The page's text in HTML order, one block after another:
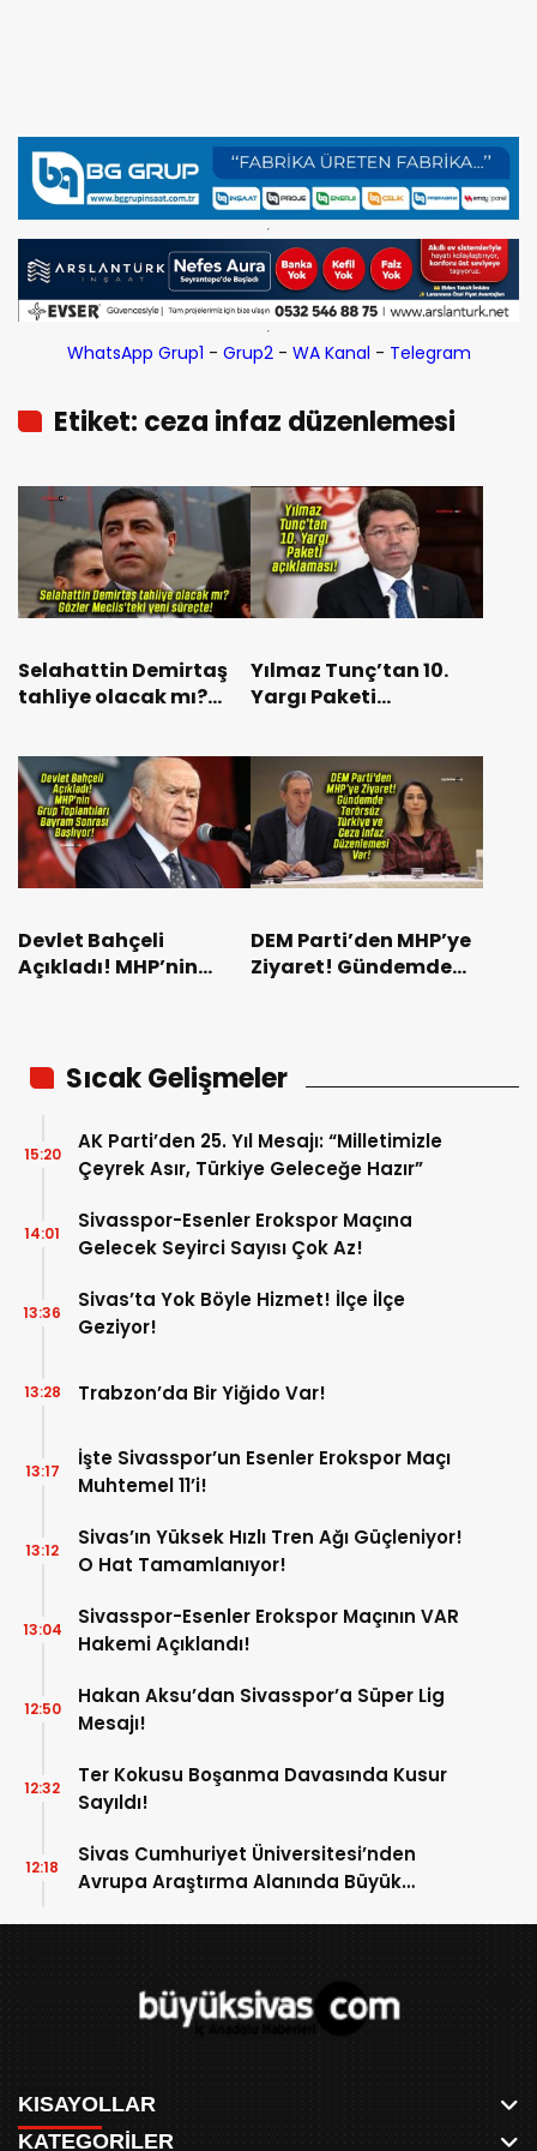
WhatsApp Grup1 - Grup2- WA Kanal - Telegram
Etiket: ceza infaz düzenlemesi
Selahattin Demirtaş
tahliye olacak mı?
süreçte!
Yılmaz Tunç’tan 10.
Yargı Paketi
Devlet Bahçeli
Açıkladı! MHP’nin
DEM Parti’den MHP’ye
Ziyaret! Gündemde
Sıcak Gelişmeler
AK Parti’den 25. Yıl Mesajı: “Milletimizle
Çeyrek Asır, Türkiye Geleceğe Hazır”
15:20
Sivasspor-Esenler Erokspor Maçına
Gelecek Seyirci Sayısı Çok Az!
14:01
Sivas’ta Yok Böyle Hizmet! İlçe İlçe
Geziyor!
13:36
Trabzon’da Bir Yiğido Var!
13:28
İşte Sivasspor’un Esenler Erokspor Maçı
Muhtemel 11’i!
13:17
Sivas’ın Yüksek Hızlı Tren Ağı Güçleniyor!
O Hat Tamamlanıyor!
13:12
Sivasspor-Esenler Erokspor Maçının VAR
Hakemi Açıklandı!
13:04
Hakan Aksu’dan Sivasspor’a Süper Lig
Mesajı!
12:50
Ter Kokusu Boşanma Davasında Kusur
Sayıldı!
12:32
Sivas Cumhuriyet Üniversitesi’nden
Avrupa Araştırma Alanında Büyük
12:18
KISAYOLLAR
KATEGORİLER